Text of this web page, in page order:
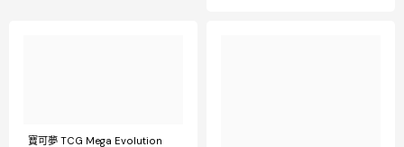
寶可夢 TCG Mega Evolution